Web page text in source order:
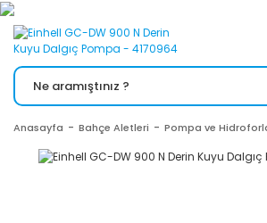
Anasayfa Bahçe Aletleri Pompa ve